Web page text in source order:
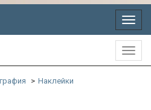
Меню
Наклейки